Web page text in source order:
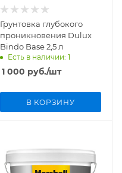
Грунтовка глубокого
проникновения Dulux
Bindo Base 2,5 л
Есть в наличии: 1
1 000 руб./шт
В КОРЗИНУ